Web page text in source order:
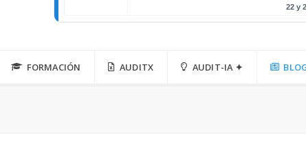
22 y
FORMACIÓN AUDITX AUDIT-IA ✦